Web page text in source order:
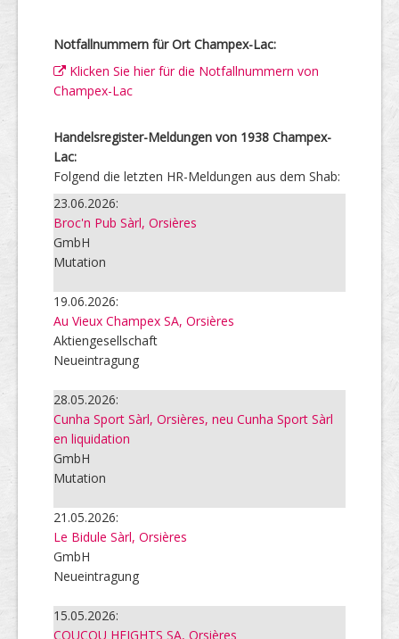
Notfallnummern für Ort Champex-Lac:
Klicken Sie hier für die Notfallnummern von
Champex-Lac
Handelsregister-Meldungen von 1938 Champex-
Lac:
Folgend die letzten HR-Meldungen aus dem Shab:
23.06.2026:
Broc'n Pub Sàrl, Orsières
GmbH
Mutation
19.06.2026:
Au Vieux Champex SA, Orsières
Aktiengesellschaft
Neueintragung
28.05.2026:
Cunha Sport Sàrl, Orsières, neu Cunha Sport Sàrl
en liquidation
GmbH
Mutation
21.05.2026:
Le Bidule Sàrl, Orsières
GmbH
Neueintragung
15.05.2026:
COUCOU HEIGHTS SA, Orsières